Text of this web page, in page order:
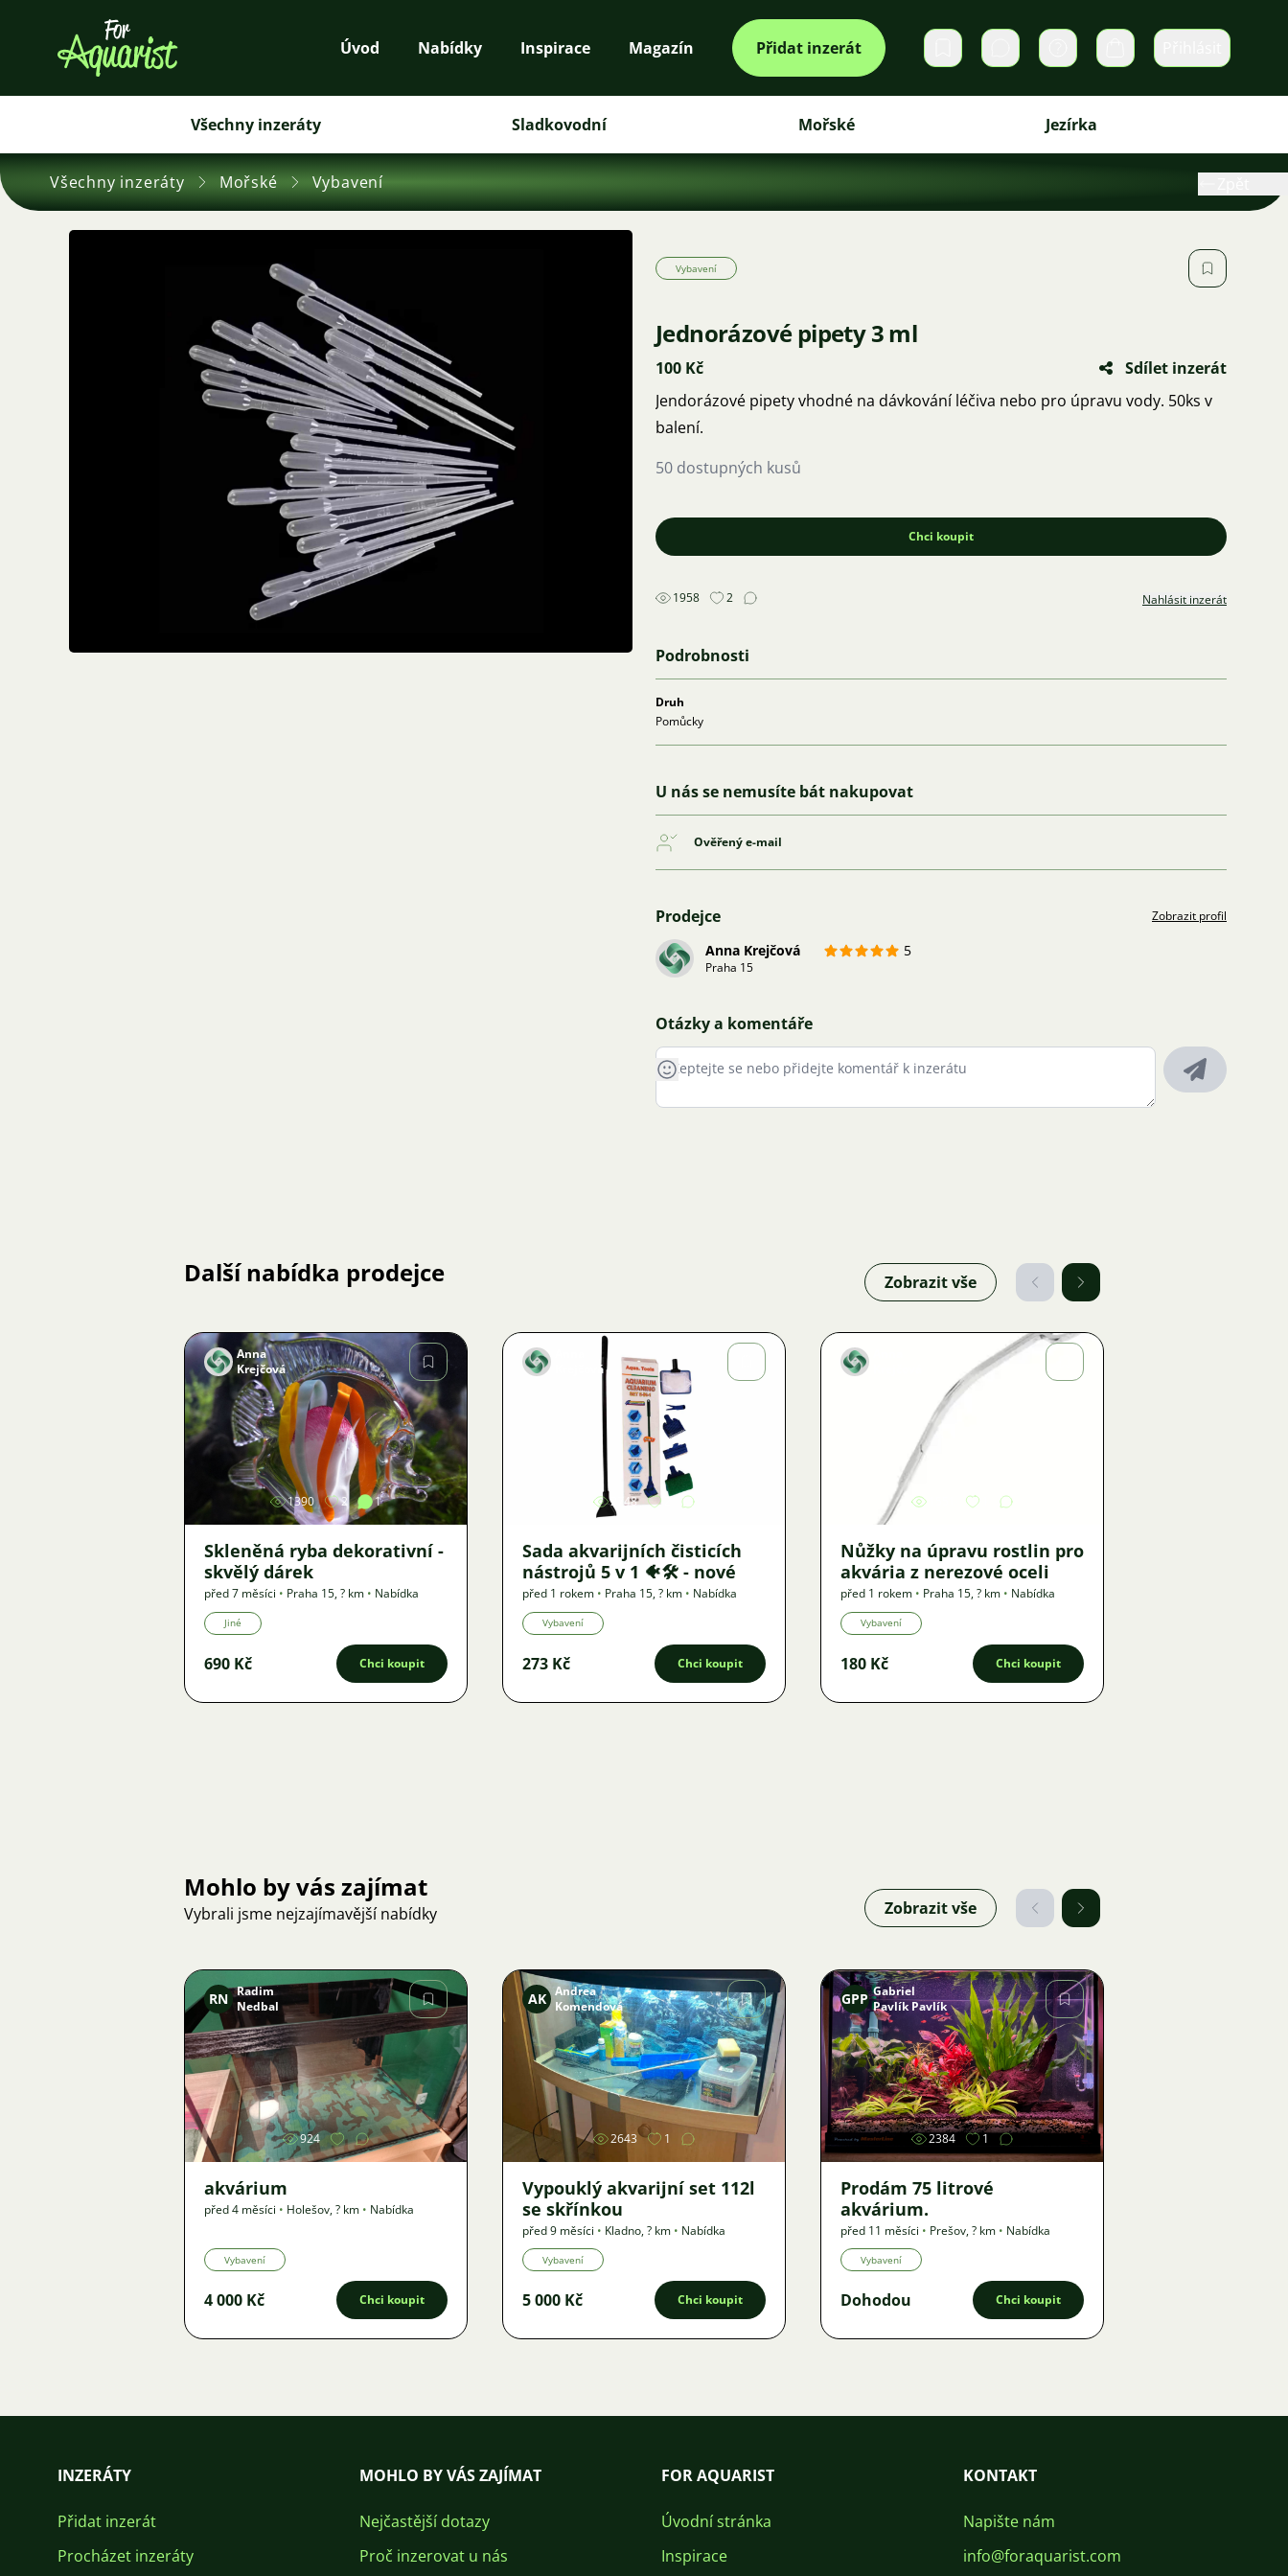
Úvod Nabídky Inspirace Magazín Přidat inzerát Soukromé zprávy Košík
Všechny inzeráty Sladkovodní Mořské Jezírka
Všechny inzeráty Mořské Vybavení
Vybavení
Jednorázové pipety 3 ml
100 Kč
Sdílet inzerát
Jendorázové pipety vhodné na dávkování léčiva nebo pro úpravu vody. 50ks v
balení.
50 dostupných kusů
Chci koupit
1958 2 Nahlásit inzerát
Podrobnosti
Druh
Pomůcky
U nás se nemusíte bát nakupovat
Ověřený e-mail
Prodejce Zobrazit profil
Anna Krejčová 5
Praha 15
Otázky a komentáře
Další nabídka prodejce Zobrazit vše
Obrázek
Anna
Krejčová
1390 2 1
Skleněná ryba dekorativní -
skvělý dárek
před 7 měsíci • Praha 15,? km • Nabídka
Jiné
690 Kč Chci koupit
Obrázek
Krejčová
2748 2
Sada akvarijních čisticích
nástrojů 5 v 1 🐠🛠️ - nové
před 1 rokem • Praha 15,? km • Nabídka
Vybavení
273 Kč Chci koupit
Nůžky na úpravu rostlin pro
akvária z nerezové oceli
před 1 rokem • Praha 15,? km • Nabídka
Vybavení
180 Kč Chci koupit
Mohlo by vás zajímat
Vybrali jsme nejzajímavější nabídky Zobrazit vše
Obrázek
RN Radim
Nedbal
924
akvárium
před 4 měsíci • Holešov,? km • Nabídka
Vybavení
4 000 Kč Chci koupit
Obrázek
AK Andrea
Komendová
2643 1
Vypouklý akvarijní set 112l
se skřínkou
před 9 měsíci • Kladno,? km • Nabídka
Vybavení
5 000 Kč Chci koupit
Obrázek
GPP Gabriel
Pavlík Pavlík
2384 1
Prodám 75 litrové
akvárium.
před 11 měsíci • Prešov,? km • Nabídka
Vybavení
Dohodou Chci koupit
INZERÁTY
Přidat inzerát
Procházet inzeráty
MOHLO BY VÁS ZAJÍMAT
Nejčastější dotazy
Proč inzerovat u nás
FOR AQUARIST
Úvodní stránka
Inspirace
KONTAKT
Napište nám
info@foraquarist.com